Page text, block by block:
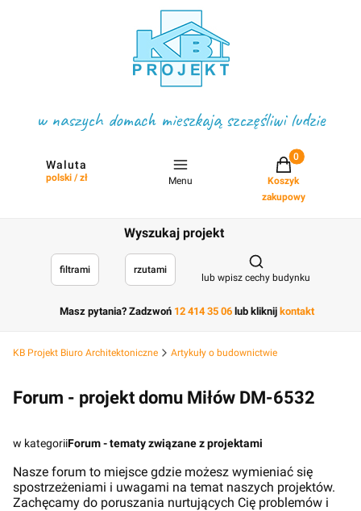
w naszych domach mieszkają szczęśliwi ludzie
Waluta
polski / zł Menu
Projekty w
Koszyk
zakupowy
Wyszukaj projekt
filtrami rzutami
Otwórz
lub wpisz cechy budynku
Masz pytania? Zadzwoń 12 414 35 06 lub kliknij kontakt
KB Projekt Biuro Architektoniczne Artykuły o budownictwie
Forum - projekt domu Miłów DM-6532
w kategoriiForum - tematy związane z projektami
Nasze forum to miejsce gdzie możesz wymieniać się
spostrzeżeniami i uwagami na temat naszych projektów.
Zachęcamy do poruszania nurtujących Cię problemów i